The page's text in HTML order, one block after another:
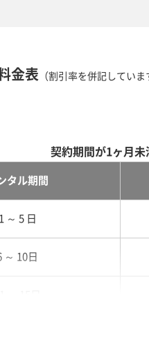
金表 （割引率を併記していま
契約期間が1ヶ月未
タル期間
1 ～ 5 日
～ 10日